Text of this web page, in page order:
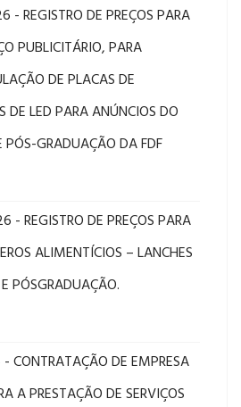
REGISTRO DE PREÇOS PARA
PUBLICITÁRIO, PARA
DE PLACAS DE
DE LED PARA ANÚNCIOS DO
GRADUAÇÃO DA FDF
REGISTRO DE PREÇOS PARA
ALIMENTÍCIOS – LANCHES
PÓSGRADUAÇÃO.
CONTRATAÇÃO DE EMPRESA
A PRESTAÇÃO DE SERVIÇOS